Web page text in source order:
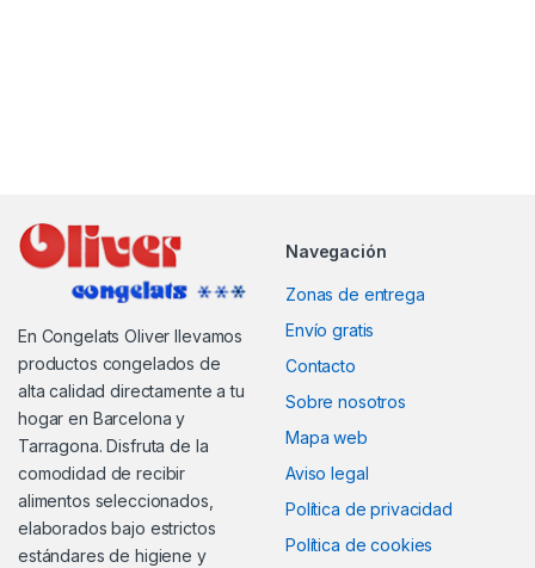
En Congelats Oliver llevamos
productos congelados de
alta calidad directamente a tu
hogar en Barcelona y
Tarragona. Disfruta de la
comodidad de recibir
alimentos seleccionados,
elaborados bajo estrictos
estándares de higiene y
Navegación
Zonas de entrega
Envío gratis
Contacto
Sobre nosotros
Mapa web
Aviso legal
Política de privacidad
Política de cookies